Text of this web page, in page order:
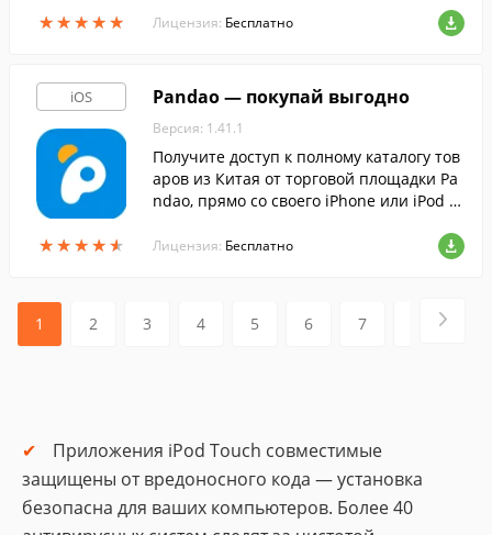
★★★★★
★★★★★ Лицензия: Бесплатно
iOS
★★★★★
★★★★★
Pandao — покупай выгодно
Версия: 1.41.1
Получите доступ к полному каталогу тов
аров из Китая от торговой площадки Pa
ndao, прямо со своего iPhone или iPod T
Лицензия: Бесплатно
1 2 3 4 5 6 7
Приложения iPod Touch совместимые
защищены от вредоносного кода — установка
безопасна для ваших компьютеров. Более 40